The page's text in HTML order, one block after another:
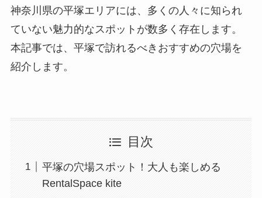
神奈川県の平塚エリアには、多くの人々に知られ
ていない魅力的なスポットが数多く存在します。
本記事では、平塚で訪れるべきおすすめの穴場を
紹介します。
目次
平塚の穴場スポット！大人も楽しめる
RentalSpace kite